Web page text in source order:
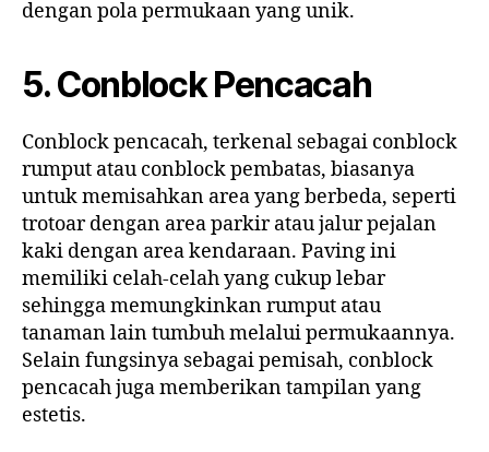
dengan pola permukaan yang unik.
5. Conblock Pencacah
Conblock pencacah, terkenal sebagai conblock
rumput atau conblock pembatas, biasanya
untuk memisahkan area yang berbeda, seperti
trotoar dengan area parkir atau jalur pejalan
kaki dengan area kendaraan. Paving ini
memiliki celah-celah yang cukup lebar
sehingga memungkinkan rumput atau
tanaman lain tumbuh melalui permukaannya.
Selain fungsinya sebagai pemisah, conblock
pencacah juga memberikan tampilan yang
estetis.